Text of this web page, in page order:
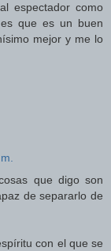
espectador como
que es un buen
mejor y me lo
que digo son
de separarlo de
con el que se